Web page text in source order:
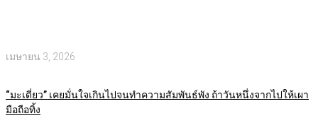
เมษายน 3, 2026
“มะเดี่ยว” เคยมั่นใจเกินไปจนทำความสัมพันธ์พัง ถ้าวันหนึ่งจากไปให้เผา
มือถือทิ้ง